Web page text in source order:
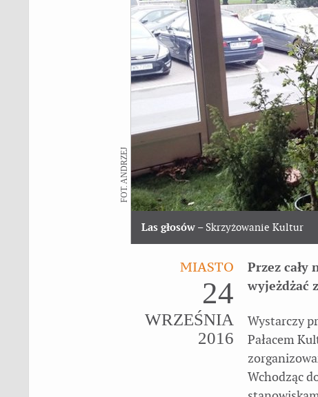
Las głosów – Skrzyżowanie Kultur
FOT. ANDRZEJ
MIASTO
24
WRZEŚNIA
2016
Przez cały
wyjeżdżać
Wystarczy
Pałacem
Wchodząc